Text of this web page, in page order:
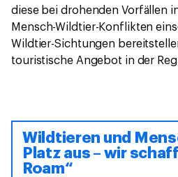
diese bei drohenden Vorfällen
Mensch-Wildtier-Konflikten
Wildtier-Sichtungen
touristische Angebot in der
Wildtieren und
Platz aus – wir
Roam“